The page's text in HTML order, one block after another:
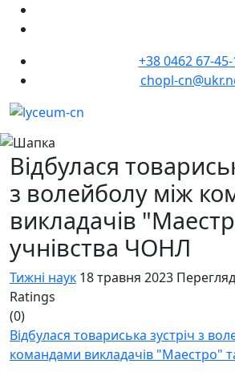
+38 0462 67-45-
chopl-
Відбулася
з волейболу між
викладачів
учнівства ЧОНЛ
Тижні наук 18 травня 2023
Ratings
(0)
Відбулася товариська зустріч з
командами викладачів "Маестро"